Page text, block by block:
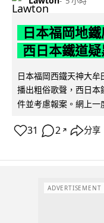
日本福岡地
西日本鐵道
日本福岡西鐵天神大
播出粗俗歌聲，西日
件並考慮報案。網上一
31 2 ↗ 分享
ADVERTISEMENT